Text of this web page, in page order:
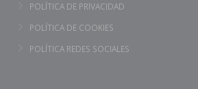
POLÍTICA DE PRIVACIDAD
POLÍTICA DE COOKIES
POLÍTICA REDES SOCIALES